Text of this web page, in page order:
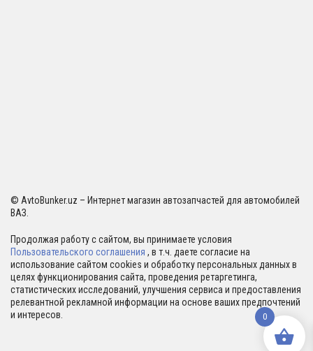
© AvtoBunker.uz – Интернет магазин автозапчастей для автомобилей
ВАЗ.
Продолжая работу с сайтом, вы принимаете условия
Пользовательского соглашения , в т.ч. даете согласие на
использование сайтом cookies и обработку персональных данных в
целях функционирования сайта, проведения ретаргетинга,
статистических исследований, улучшения сервиса и предоставления
релевантной рекламной информации на основе ваших предпочтений
и интересов.
0